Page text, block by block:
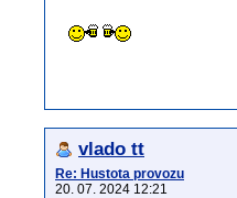
vlado tt
Re: Hustota provozu
20. 07. 2024 12:21